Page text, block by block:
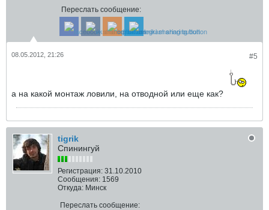
Переслать сообщение:
#5
08.05.2012, 21:26
а на какой монтаж ловили, на отводной или еще как?
tigrik
Спинингуй
Регистрация: 31.10.2010
Сообщения: 1569
Откуда: Минск
Переслать сообщение: